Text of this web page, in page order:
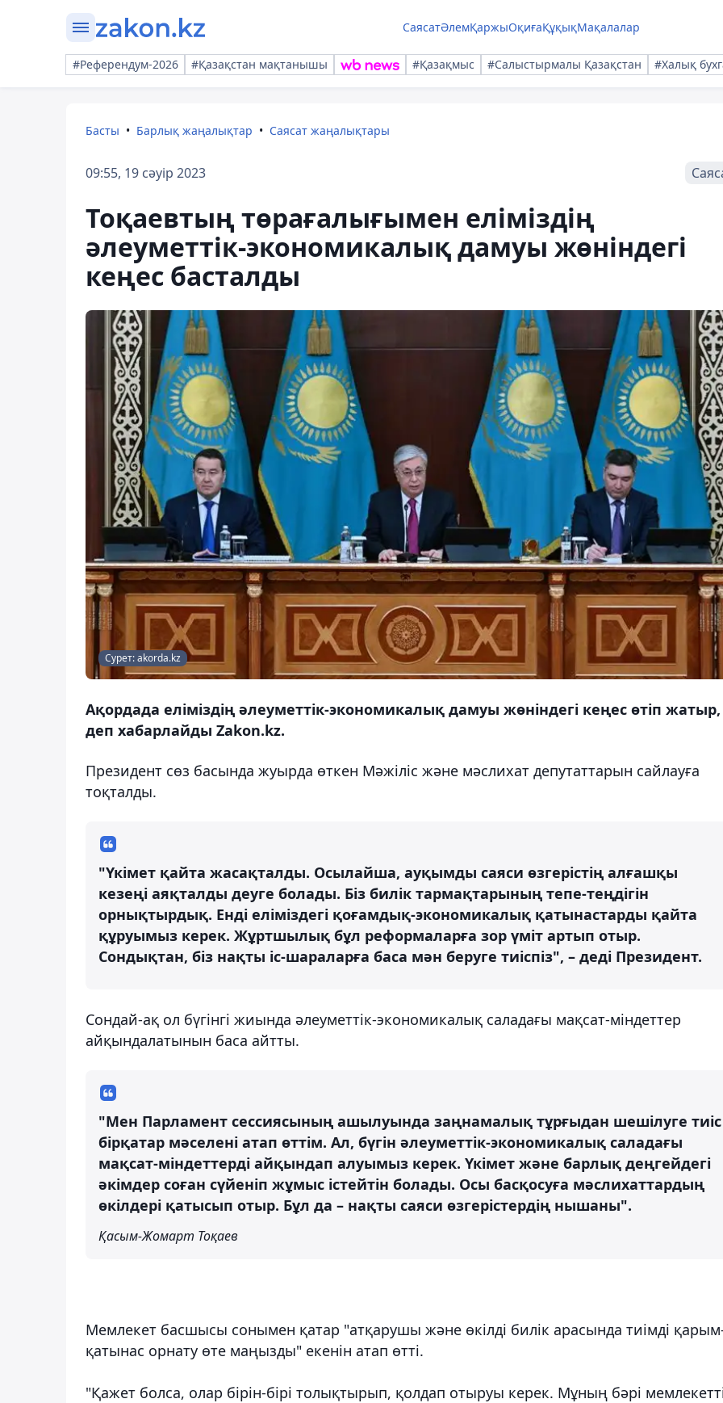
СаясатӘлемҚаржыОқиғаҚұқықМақалалар
#Референдум-2026 #Қазақстан мақтанышы #Қазақмыс #Салыстырмалы Қазақстан #Халық
Басты Барлық жаңалықтар Саясат жаңалықтары
09:55, 19 сәуір 2023
Тоқаевтың төрағалығымен еліміздің
әлеуметтік-экономикалық дамуы жөніндегі
кеңес басталды
Сурет: akorda.kz
Ақордада еліміздің әлеуметтік-экономикалық дамуы жөніндегі кеңес өтіп жатыр,
деп хабарлайды Zakon.kz.
Президент сөз басында жуырда өткен Мәжіліс және мәслихат депутаттарын сайлауға
тоқталды.
"Үкімет қайта жасақталды. Осылайша, ауқымды саяси өзгерістің алғашқы
кезеңі аяқталды деуге болады. Біз билік тармақтарының тепе-теңдігін
орнықтырдық. Енді еліміздегі қоғамдық-экономикалық қатынастарды қайта
құруымыз керек. Жұртшылық бұл реформаларға зор үміт артып отыр.
Сондықтан, біз нақты іс-шараларға баса мән беруге тиіспіз", – деді Президент.
Сондай-ақ ол бүгінгі жиында әлеуметтік-экономикалық саладағы мақсат-міндеттер
айқындалатынын баса айтты.
"Мен Парламент сессиясының ашылуында заңнамалық тұрғыдан шешілуге тиіс
бірқатар мәселені атап өттім. Ал, бүгін әлеуметтік-экономикалық саладағы
мақсат-міндеттерді айқындап алуымыз керек. Үкімет және барлық деңгейдегі
әкімдер соған сүйеніп жұмыс істейтін болады. Осы басқосуға мәслихаттардың
өкілдері қатысып отыр. Бұл да – нақты саяси өзгерістердің нышаны".
Қасым-Жомарт Тоқаев
Мемлекет басшысы сонымен қатар "атқарушы және өкілді билік арасында тиімді
қатынас орнату өте маңызды" екенін атап өтті.
"Қажет болса, олар бірін-бірі толықтырып, қолдап отыруы керек. Мұның бәрі